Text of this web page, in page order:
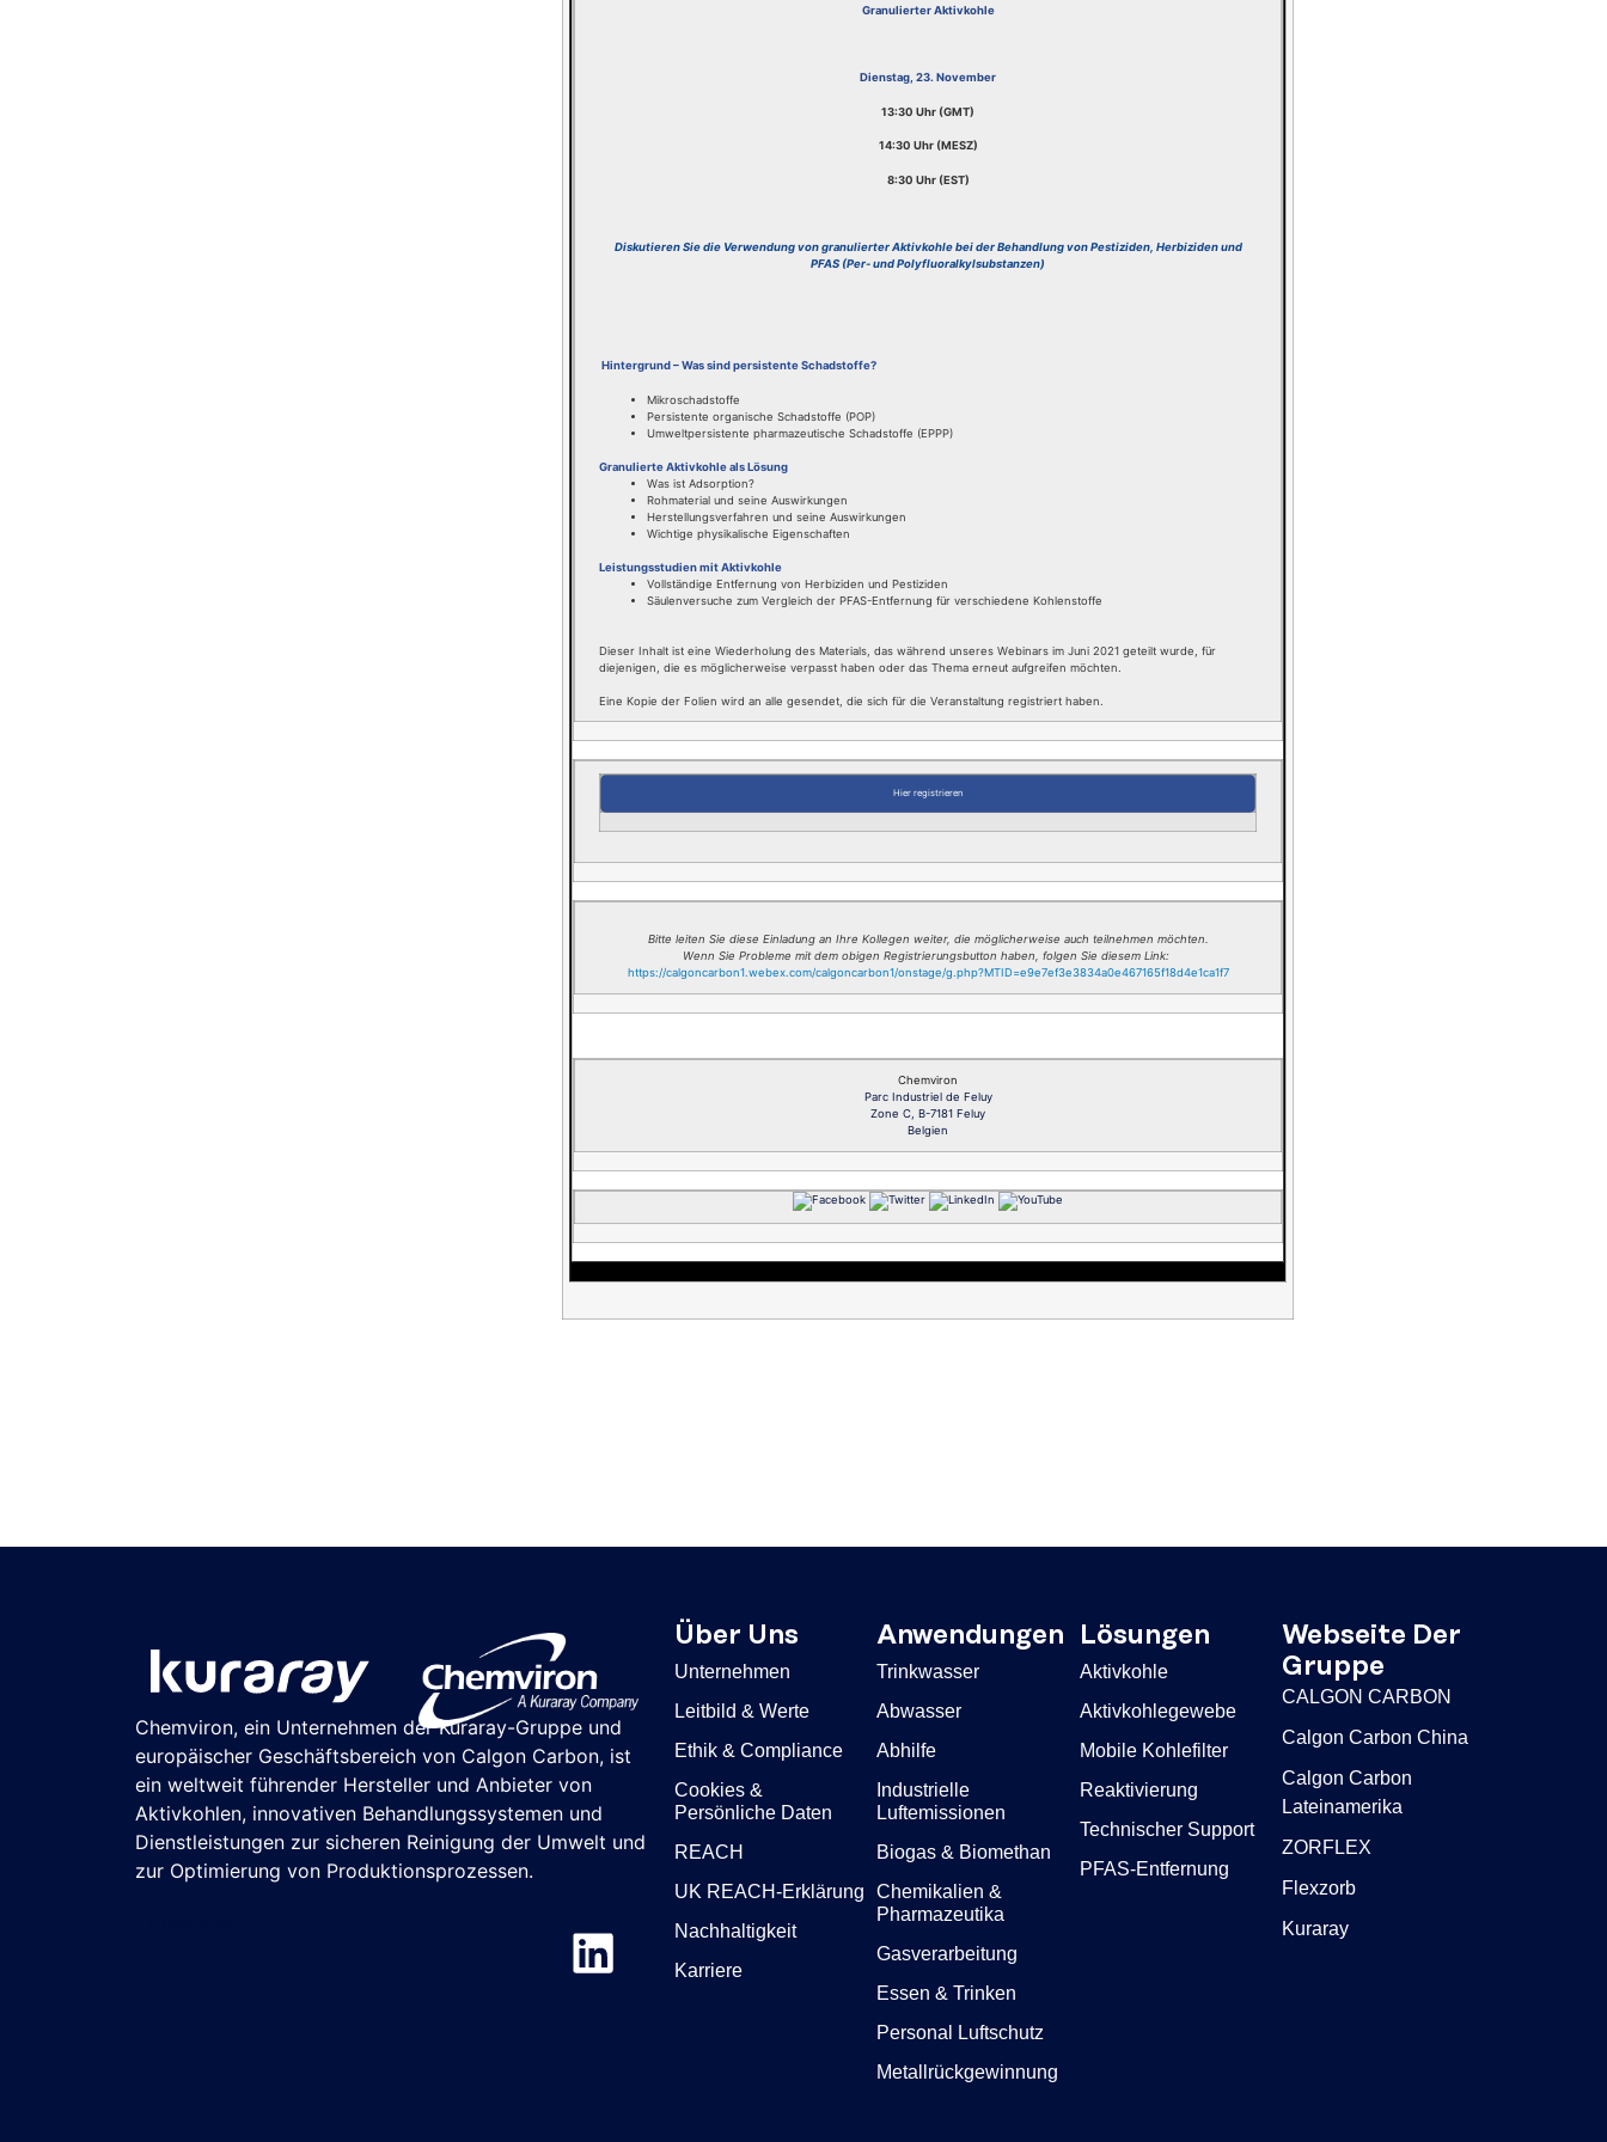
Granulierter Aktivkohle
Dienstag, 23. November
13:30 Uhr (GMT)
14:30 Uhr (MESZ)
8:30 Uhr (EST)
Diskutieren Sie die Verwendung von granulierter Aktivkohle bei der Behandlung von Pestiziden, Herbiziden und
PFAS (Per- und Polyfluoralkylsubstanzen)
Hintergrund – Was sind persistente Schadstoffe?
Mikroschadstoffe
Persistente organische Schadstoffe (POP)
Umweltpersistente pharmazeutische Schadstoffe (EPPP)
Granulierte Aktivkohle als Lösung
Was ist Adsorption?
Rohmaterial und seine Auswirkungen
Herstellungsverfahren und seine Auswirkungen
Wichtige physikalische Eigenschaften
Leistungsstudien mit Aktivkohle
Vollständige Entfernung von Herbiziden und Pestiziden
Säulenversuche zum Vergleich der PFAS-Entfernung für verschiedene Kohlenstoffe
Dieser Inhalt ist eine Wiederholung des Materials, das während unseres Webinars im Juni 2021 geteilt wurde, für
diejenigen, die es möglicherweise verpasst haben oder das Thema erneut aufgreifen möchten.
Eine Kopie der Folien wird an alle gesendet, die sich für die Veranstaltung registriert haben.
Hier registrieren
Bitte leiten Sie diese Einladung an Ihre Kollegen weiter, die möglicherweise auch teilnehmen möchten.
Wenn Sie Probleme mit dem obigen Registrierungsbutton haben, folgen Sie diesem Link:
https://calgoncarbon1.webex.com/calgoncarbon1/onstage/g.php?MTID=e9e7ef3e3834a0e467165f18d4e1ca1f7
Chemviron
Parc Industriel de Feluy
Zone C, B-7181 Feluy
Belgien
Chemviron, ein Unternehmen der Kuraray-Gruppe und
europäischer Geschäftsbereich von Calgon Carbon, ist
ein weltweit führender Hersteller und Anbieter von
Aktivkohlen, innovativen Behandlungssystemen und
Dienstleistungen zur sicheren Reinigung der Umwelt und
zur Optimierung von Produktionsprozessen.
Über Uns
Unternehmen
Leitbild & Werte
Ethik & Compliance
Cookies &
Persönliche Daten
REACH
UK REACH-Erklärung
Nachhaltigkeit
Karriere
Anwendungen
Trinkwasser
Abwasser
Abhilfe
Industrielle
Luftemissionen
Biogas & Biomethan
Chemikalien &
Pharmazeutika
Gasverarbeitung
Essen & Trinken
Personal Luftschutz
Metallrückgewinnung
Lösungen
Aktivkohle
Aktivkohlegewebe
Mobile Kohlefilter
Reaktivierung
Technischer Support
PFAS-Entfernung
Webseite Der
Gruppe
CALGON CARBON
Calgon Carbon China
Calgon Carbon
Lateinamerika
ZORFLEX
Flexzorb
Kuraray